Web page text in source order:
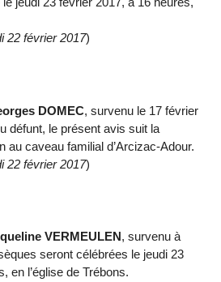
22 février 2017)
DOMEC, survenu le 17 février
défunt, le présent avis suit la
au caveau familial d’Arcizac-Adour.
22 février 2017)
VERMEULEN, survenu à
seront célébrées le jeudi 23
en l’église de Trébons.